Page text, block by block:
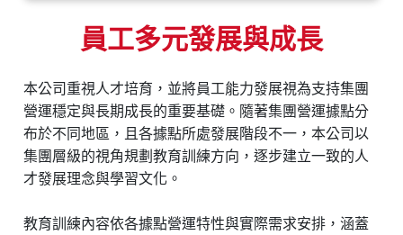
員工與社會
人權政策
員工福利措施、退休制度與其實施情形
員工多元發展與成長​
社會關懷
職業安全與衛生
員工多元發展與成長
本公司重視人才培育，並將員工能力發展視為支持集團
營運穩定與長期成長的重要基礎。隨著集團營運據點分
布於不同地區，且各據點所處發展階段不一，本公司以
集團層級的視角規劃教育訓練方向，逐步建立一致的人
才發展理念與學習文化。
教育訓練內容依各據點營運特性與實際需求安排，涵蓋